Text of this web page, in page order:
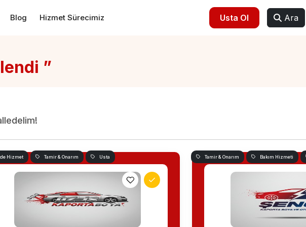
Blog Hizmet Sürecimiz Usta Ol Ara
”
Hizmet Tamir & Onarım Usta Tamir & Onarım Bakım Hizmeti